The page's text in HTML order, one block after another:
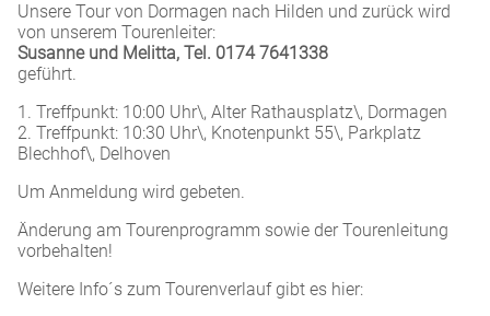
Unsere Tour von Dormagen nach Hilden und zurück wird
von unserem Tourenleiter:
Susanne und Melitta, Tel. 0174 7641338
geführt.
1. Treffpunkt: 10:00 Uhr\, Alter Rathausplatz\, Dormagen
2. Treffpunkt: 10:30 Uhr\, Knotenpunkt 55\, Parkplatz
Blechhof\, Delhoven
Um Anmeldung wird gebeten.
Änderung am Tourenprogramm sowie der Tourenleitung
vorbehalten!
Weitere Info´s zum Tourenverlauf gibt es hier: